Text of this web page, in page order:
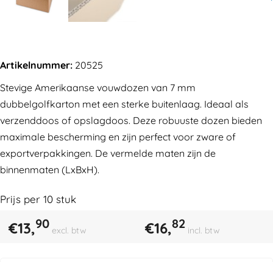
Artikelnummer: 20525
Stevige Amerikaanse vouwdozen van 7 mm
dubbelgolfkarton met een sterke buitenlaag. Ideaal als
verzenddoos of opslagdoos. Deze robuuste dozen bieden
maximale bescherming en zijn perfect voor zware of
exportverpakkingen. De vermelde maten zijn de
binnenmaten (LxBxH).
Prijs per 10 stuk
€13,90 excl. btw €16,82 incl. btw